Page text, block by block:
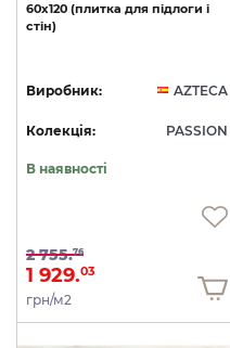
60x120 (плитка для підлоги і
стін)
Виробник: AZTECA
Колекція: PASSION
В наявності
2 755.76
1 929.03
грн/м2